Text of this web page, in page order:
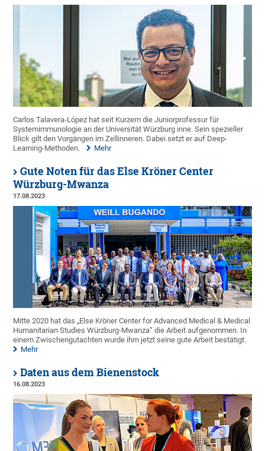
Carlos Talavera-López hat seit Kurzem die Juniorprofessur für
Systemimmunologie an der Universität Würzburg inne. Sein spezieller
Blick gilt den Vorgängen im Zellinneren. Dabei setzt er auf Deep-
Learning-Methoden.
Mehr
Gute Noten für das Else Kröner Center
Würzburg-Mwanza
17.08.2023
Mitte 2020 hat das „Else Kröner Center for Advanced Medical & Medical
Humanitarian Studies Würzburg-Mwanza“ die Arbeit aufgenommen. In
einem Zwischengutachten wurde ihm jetzt seine gute Arbeit bestätigt.
Mehr
Daten aus dem Bienenstock
16.08.2023